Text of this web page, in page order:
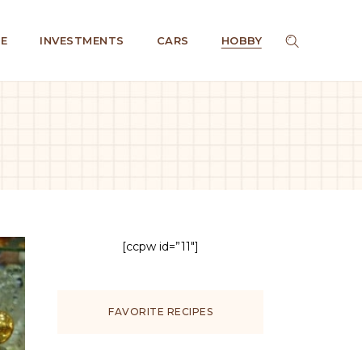
INVESTMENTS CARS HOBBY
[ccpw id=”11″]
FAVORITE RECIPES